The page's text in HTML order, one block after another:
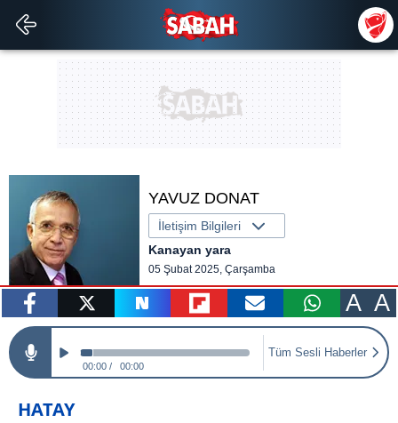
YAVUZ DONAT
İletişim Bilgileri
Kanayan yara
05 Şubat 2025, Çarşamba
paylaş tweetle paylaş paylaş yazara
gönder
paylaş
A A
00:00 00:00
Tüm Sesli Haberler
HATAY